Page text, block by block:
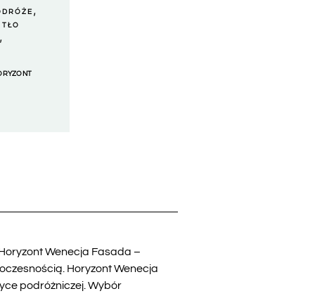
,
TŁO
,
Wenecja Fasada –
Horyzont Wenecja
podróżniczej. Wybór